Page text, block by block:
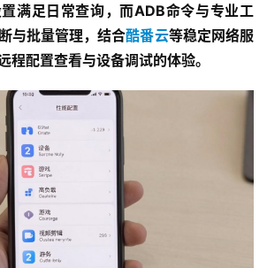
满足日常查询，而ADB命令与专业工
与批量管理，结合酷番云等稳定网络服
程配置查看与设备调试的体验。